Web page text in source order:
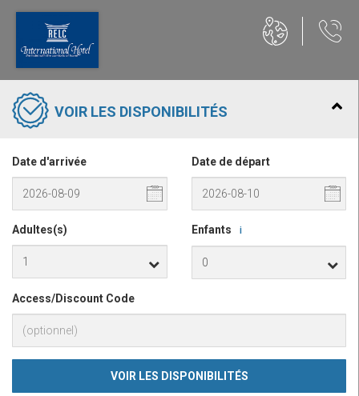
VOIR LES DISPONIBILITÉS
Date d'arrivée Date de départ
Adultes(s) Enfants i
Access/Discount Code
VOIR LES DISPONIBILITÉS